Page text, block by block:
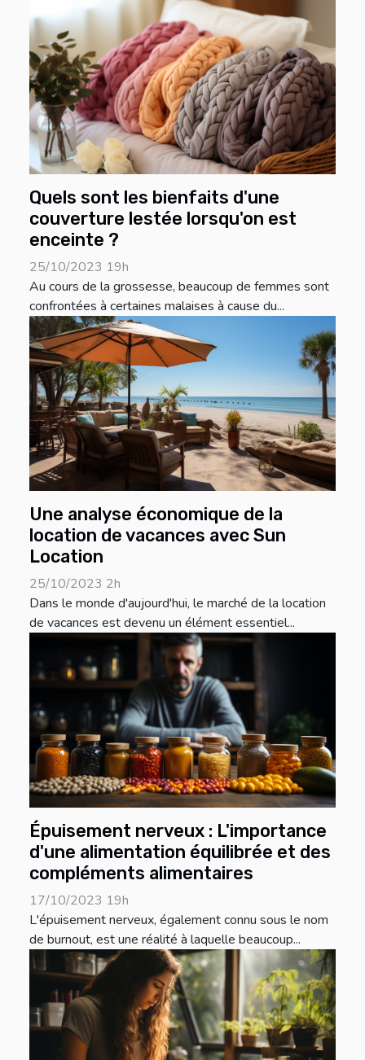
Quels sont les bienfaits d'une
couverture lestée lorsqu'on est
enceinte ?
25/10/2023 19h
Au cours de la grossesse, beaucoup de femmes sont
confrontées à certaines malaises à cause du...
Une analyse économique de la
location de vacances avec Sun
Location
25/10/2023 2h
Dans le monde d'aujourd'hui, le marché de la location
de vacances est devenu un élément essentiel...
Épuisement nerveux : L'importance
d'une alimentation équilibrée et des
compléments alimentaires
17/10/2023 19h
L'épuisement nerveux, également connu sous le nom
de burnout, est une réalité à laquelle beaucoup...